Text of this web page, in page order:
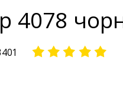
4078